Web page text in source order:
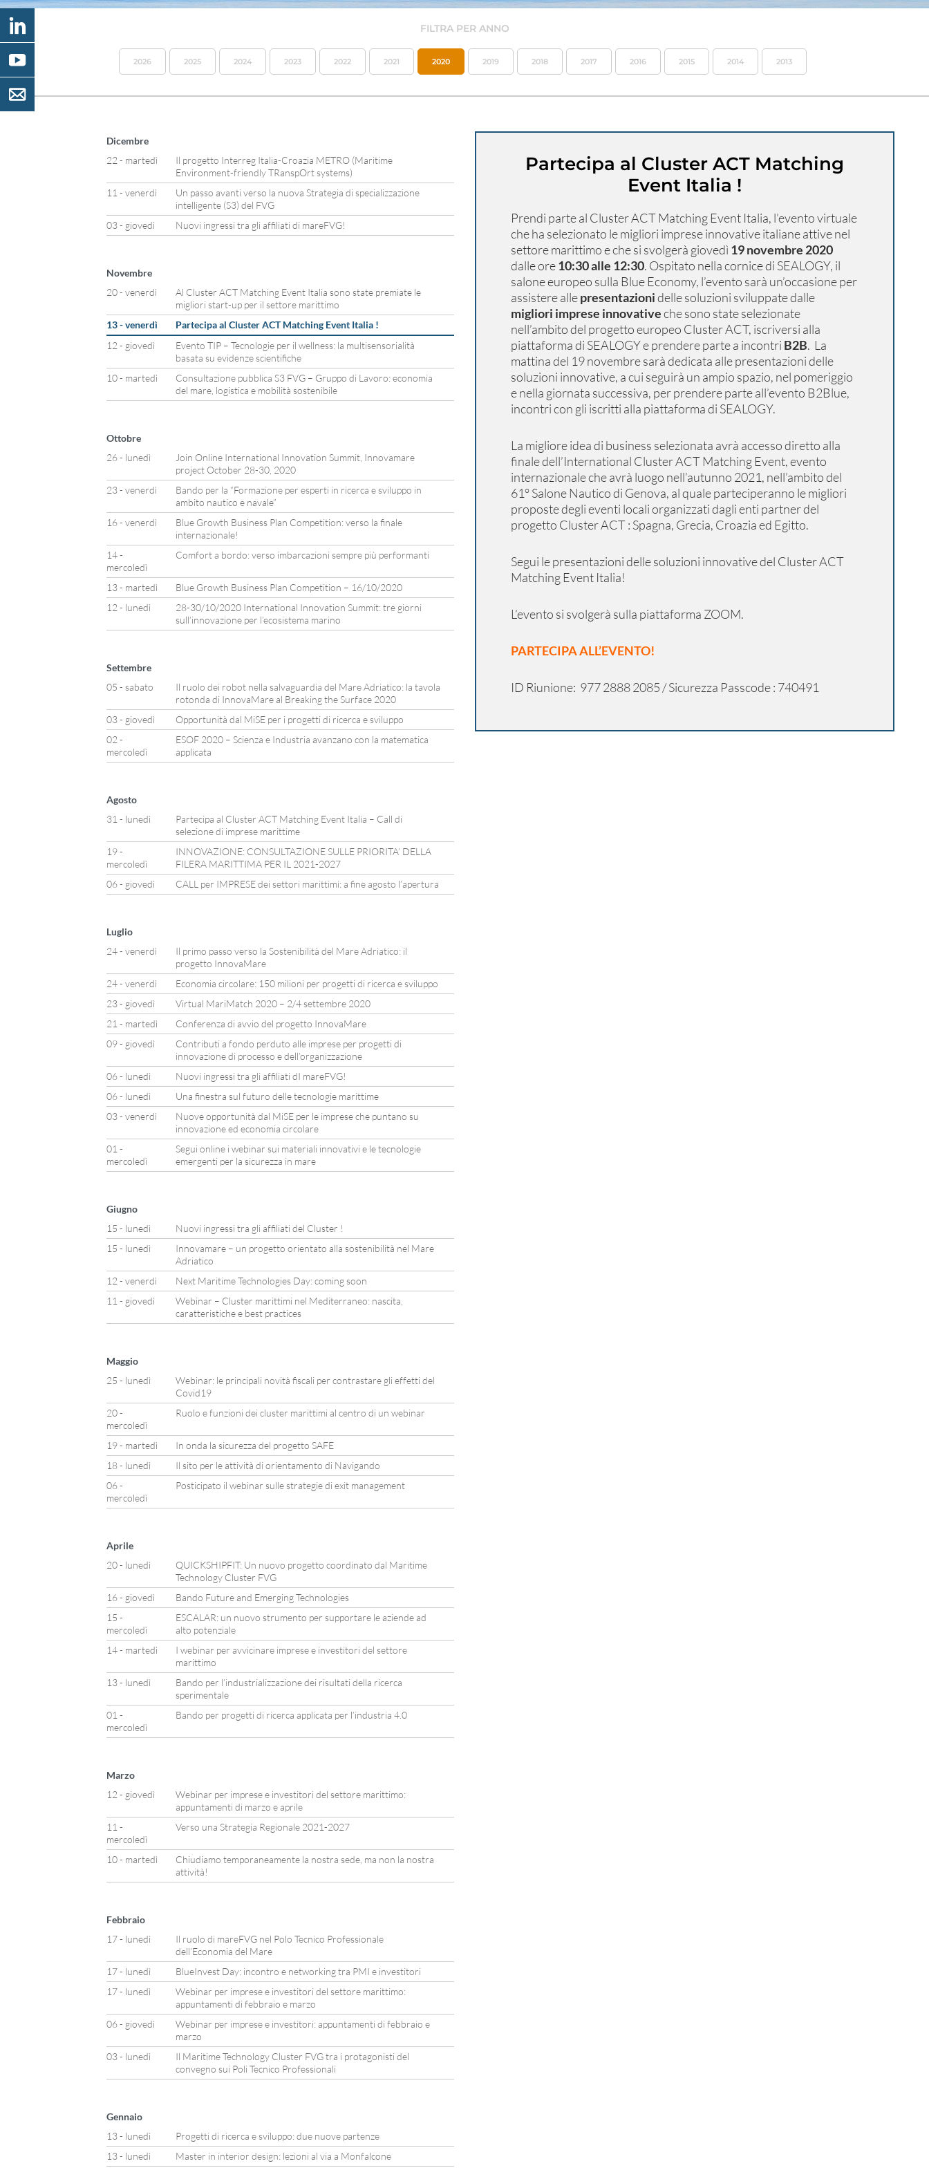
FILTRA PER ANNO
2026 2025 2024 2023 2022 2021 2020 2019 2018 2017 2016 2015 2014 2013
Dicembre
22 - martedì
Il progetto Interreg Italia-Croazia METRO (Maritime
Environment-friendly TRanspOrt systems)
11 - venerdì
Un passo avanti verso la nuova Strategia di specializzazione
intelligente (S3) del FVG
03 - giovedì
Nuovi ingressi tra gli affiliati di mareFVG!
Novembre
20 - venerdì
Al Cluster ACT Matching Event Italia sono state premiate le
migliori start-up per il settore marittimo
13 - venerdì
Partecipa al Cluster ACT Matching Event Italia !
12 - giovedì
Evento TIP – Tecnologie per il wellness: la multisensorialità
basata su evidenze scientifiche
10 - martedì
Consultazione pubblica S3 FVG – Gruppo di Lavoro: economia
del mare, logistica e mobilità sostenibile
Ottobre
26 - lunedì
Join Online International Innovation Summit, Innovamare
project October 28-30, 2020
23 - venerdì
Bando per la “Formazione per esperti in ricerca e sviluppo in
ambito nautico e navale”
16 - venerdì
Blue Growth Business Plan Competition: verso la finale
internazionale!
14 -
mercoledì
Comfort a bordo: verso imbarcazioni sempre più performanti
13 - martedì
Blue Growth Business Plan Competition – 16/10/2020
12 - lunedì
28-30/10/2020 International Innovation Summit: tre giorni
sull’innovazione per l’ecosistema marino
Settembre
05 - sabato
Il ruolo dei robot nella salvaguardia del Mare Adriatico: la tavola
rotonda di InnovaMare al Breaking the Surface 2020
03 - giovedì
Opportunità dal MiSE per i progetti di ricerca e sviluppo
02 -
mercoledì
ESOF 2020 – Scienza e Industria avanzano con la matematica
applicata
Agosto
31 - lunedì
Partecipa al Cluster ACT Matching Event Italia – Call di
selezione di imprese marittime
19 -
mercoledì
INNOVAZIONE: CONSULTAZIONE SULLE PRIORITA’ DELLA
FILERA MARITTIMA PER IL 2021-2027
06 - giovedì
CALL per IMPRESE dei settori marittimi: a fine agosto l’apertura
Luglio
24 - venerdì
Il primo passo verso la Sostenibilità del Mare Adriatico: il
progetto InnovaMare
24 - venerdì
Economia circolare: 150 milioni per progetti di ricerca e sviluppo
23 - giovedì
Virtual MariMatch 2020 – 2/4 settembre 2020
21 - martedì
Conferenza di avvio del progetto InnovaMare
09 - giovedì
Contributi a fondo perduto alle imprese per progetti di
innovazione di processo e dell’organizzazione
06 - lunedì
Nuovi ingressi tra gli affiliati dI mareFVG!
06 - lunedì
Una finestra sul futuro delle tecnologie marittime
03 - venerdì
Nuove opportunità dal MiSE per le imprese che puntano su
innovazione ed economia circolare
01 -
mercoledì
Segui online i webinar sui materiali innovativi e le tecnologie
emergenti per la sicurezza in mare
Giugno
15 - lunedì
Nuovi ingressi tra gli affiliati del Cluster !
15 - lunedì
Innovamare – un progetto orientato alla sostenibilità nel Mare
Adriatico
12 - venerdì
Next Maritime Technologies Day: coming soon
11 - giovedì
Webinar – Cluster marittimi nel Mediterraneo: nascita,
caratteristiche e best practices
Maggio
25 - lunedì
Webinar: le principali novità fiscali per contrastare gli effetti del
Covid19
20 -
mercoledì
Ruolo e funzioni dei cluster marittimi al centro di un webinar
19 - martedì
In onda la sicurezza del progetto SAFE
18 - lunedì
Il sito per le attività di orientamento di Navigando
06 -
mercoledì
Posticipato il webinar sulle strategie di exit management
Aprile
20 - lunedì
QUICKSHIPFIT: Un nuovo progetto coordinato dal Maritime
Technology Cluster FVG
16 - giovedì
Bando Future and Emerging Technologies
15 -
mercoledì
ESCALAR: un nuovo strumento per supportare le aziende ad
alto potenziale
14 - martedì
I webinar per avvicinare imprese e investitori del settore
marittimo
13 - lunedì
Bando per l’industrializzazione dei risultati della ricerca
sperimentale
01 -
mercoledì
Bando per progetti di ricerca applicata per l’industria 4.0
Marzo
12 - giovedì
Webinar per imprese e investitori del settore marittimo:
appuntamenti di marzo e aprile
11 -
mercoledì
Verso una Strategia Regionale 2021-2027
10 - martedì
Chiudiamo temporaneamente la nostra sede, ma non la nostra
attività!
Febbraio
17 - lunedì
Il ruolo di mareFVG nel Polo Tecnico Professionale
dell’Economia del Mare
17 - lunedì
BlueInvest Day: incontro e networking tra PMI e investitori
17 - lunedì
Webinar per imprese e investitori del settore marittimo:
appuntamenti di febbraio e marzo
06 - giovedì
Webinar per imprese e investitori: appuntamenti di febbraio e
marzo
03 - lunedì
Il Maritime Technology Cluster FVG tra i protagonisti del
convegno sui Poli Tecnico Professionali
Gennaio
13 - lunedì
Progetti di ricerca e sviluppo: due nuove partenze
13 - lunedì
Master in interior design: lezioni al via a Monfalcone
Partecipa al Cluster ACT Matching
Event Italia !
Prendi parte al Cluster ACT Matching Event Italia, l’evento virtuale
che ha selezionato le migliori imprese innovative italiane attive nel
settore marittimo e che si svolgerà giovedì 19 novembre 2020
dalle ore10:30 alle 12:30. Ospitato nella cornice di SEALOGY, il
salone europeo sulla Blue Economy, l’evento sarà un’occasione per
assistere allepresentazionidelle soluzioni sviluppate dalle
migliori imprese innovativeche sono state selezionate
nell’ambito del progetto europeo Cluster ACT, iscriversi alla
piattaforma di SEALOGY e prendere parte a incontri B2B. La
mattina del 19 novembre sarà dedicata alle presentazioni delle
soluzioni innovative, a cui seguirà un ampio spazio, nel pomeriggio
e nella giornata successiva, per prendere parte all’evento B2Blue,
incontri con gli iscritti alla piattaforma di SEALOGY.
La migliore idea di business selezionata avrà accesso diretto alla
finale dell’International Cluster ACT Matching Event, evento
internazionale che avrà luogo nell’autunno 2021, nell’ambito del
61° Salone Nautico di Genova, al quale parteciperanno le migliori
proposte degli eventi locali organizzati dagli enti partner del
progetto Cluster ACT : Spagna, Grecia, Croazia ed Egitto.
Segui le presentazioni delle soluzioni innovative del Cluster ACT
Matching Event Italia!
L’evento si svolgerà sulla piattaforma ZOOM.
PARTECIPA ALL’EVENTO!
ID Riunione: 977 2888 2085 / Sicurezza Passcode : 740491